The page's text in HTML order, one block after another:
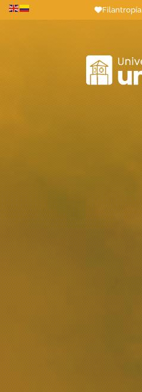
Filantropía
Estudiantes Profesores